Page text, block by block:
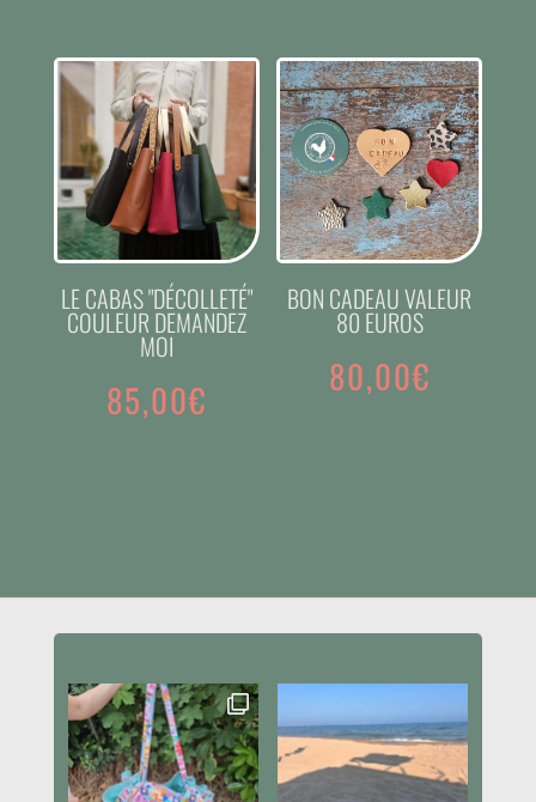
LE CABAS "DÉCOLLETÉ"
COULEUR DEMANDEZ
MOI
85,00€
BON CADEAU VALEUR
80 EUROS
80,00€